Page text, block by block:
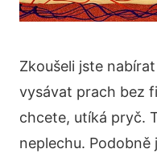
Zkoušeli jste
vysávat prach bez
chcete, utíká pryč.
neplechu. Podobně